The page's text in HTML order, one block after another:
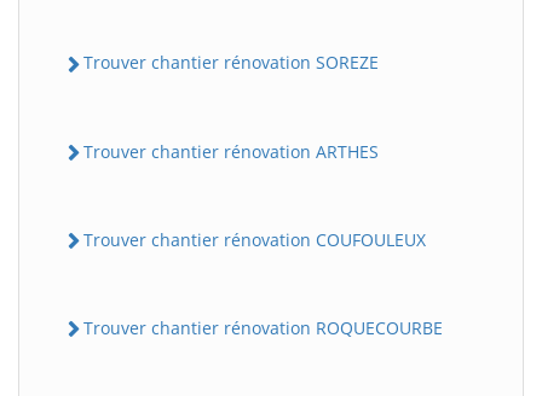
Trouver chantier rénovation SOREZE
Trouver chantier rénovation ARTHES
Trouver chantier rénovation COUFOULEUX
Trouver chantier rénovation ROQUECOURBE